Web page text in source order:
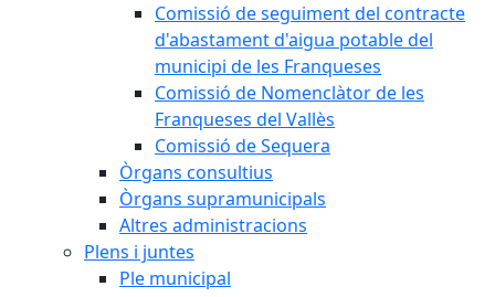
Comissió de seguiment del contracte
d'abastament d'aigua potable del
municipi de les Franqueses
Comissió de Nomenclàtor de les
Franqueses del Vallès
Comissió de Sequera
Òrgans consultius
Òrgans supramunicipals
Altres administracions
Plens i juntes
Ple municipal